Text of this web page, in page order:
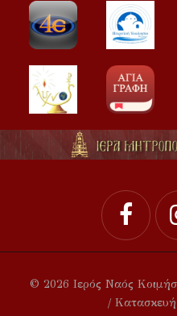
© 2026 Ιερός Ναός
/